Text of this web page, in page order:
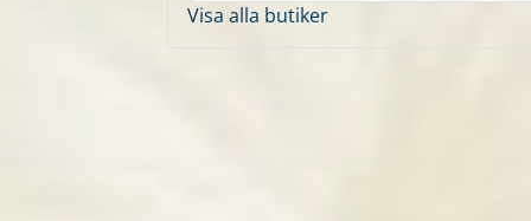
Visa alla butiker